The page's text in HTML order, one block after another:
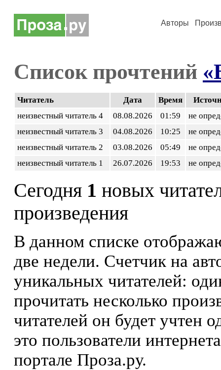
Авторы
Список прочтений
Читатель Дата Время
неизвестный читатель 4
08.08.2026 01:59
не
неизвестный читатель 3
04.08.2026 10:25
не
неизвестный читатель 2
03.08.2026 05:49
не
неизвестный читатель 1
26.07.2026 19:53 не
Сегодня 1 новых
произведения
В данном списке
две недели. Счетчик на
уникальных читателей:
прочитать несколько
читателей он будет учтен
это пользователи
портале Проза.ру.